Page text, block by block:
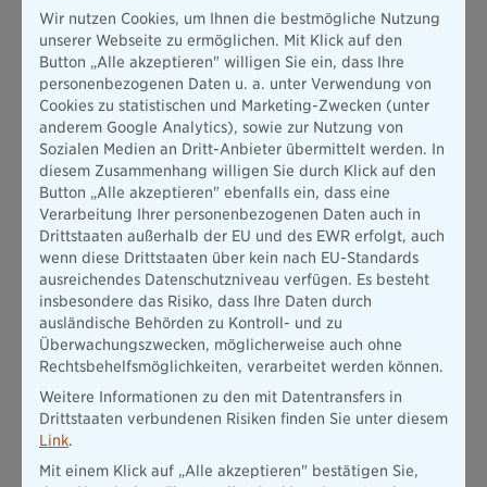
manchen Gebieten ein präsentes Risiko darstellen, in anderen
dagegen nicht. Wer das eigene Haus nicht etwa mit
Blitzableitern oder einem umfassenden Überspannungsschutz
ausgerüstet hat, sollte Schäden durch Blitzeinschlag ebenso
mitversichern. Andernfalls kann der Gesamtschaden aller
zerstörten Elektrogeräte schnell beachtliche Dimensionen
annehmen.
Viele Schritte bei der Schadensregulierung:
Das Versicherungspaket ist entscheidend!
DieGrenzen zwischen den Versicherungensind leider
manchmal (zumindest gefühlt) ein wenig… naja: fließend. Und
das leider nicht nur bei Wasserschäden.
Wir versuchen deshalb einmal, ein wenig Licht ins
Versicherungs-Dickicht zu bringen. Unser Beispiel: ein
typisches Rohrbruch-Szenario.Los geht’s:
Entsteht beispielsweise ein Rohrbruch in einer
Wasserzuleitung, in dessen Folge Teile des Hauses geflutet
Wir nutzen Cookies, um Ihnen die bestmögliche Nutzung
unserer Webseite zu ermöglichen. Mit Klick auf den
Button „Alle akzeptieren" willigen Sie ein, dass Ihre
personenbezogenen Daten u. a. unter Verwendung von
Cookies zu statistischen und Marketing-Zwecken (unter
anderem Google Analytics), sowie zur Nutzung von
Sozialen Medien an Dritt-Anbieter übermittelt werden. In
diesem Zusammenhang willigen Sie durch Klick auf den
Button „Alle akzeptieren" ebenfalls ein, dass eine
Verarbeitung Ihrer personenbezogenen Daten auch in
Drittstaaten außerhalb der EU und des EWR erfolgt, auch
wenn diese Drittstaaten über kein nach EU-Standards
ausreichendes Datenschutzniveau verfügen. Es besteht
insbesondere das Risiko, dass Ihre Daten durch
ausländische Behörden zu Kontroll- und zu
Überwachungszwecken, möglicherweise auch ohne
Rechtsbehelfsmöglichkeiten, verarbeitet werden können.
Weitere Informationen zu den mit Datentransfers in
Drittstaaten verbundenen Risiken finden Sie unter diesem
Link.
Mit einem Klick auf „Alle akzeptieren" bestätigen Sie,